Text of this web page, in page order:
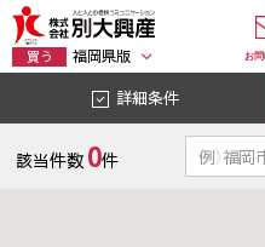
買う 福岡県版 お問
詳細条件
該当件数 0件